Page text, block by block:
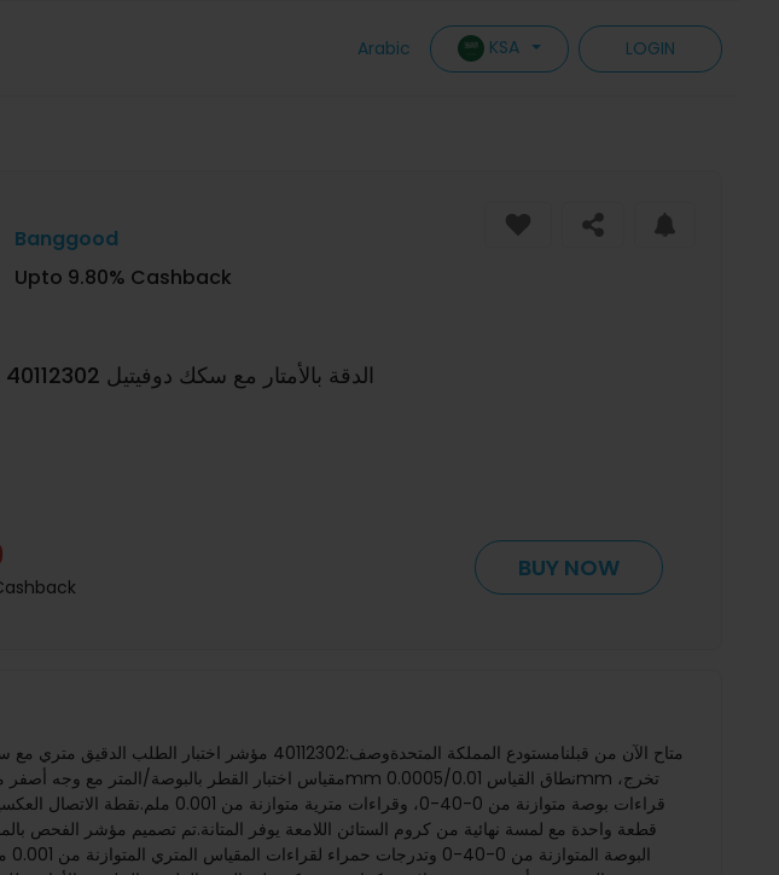
Arabic KSA LOGIN
Banggood
Upto 9.80% Cashback
مؤشر الاختبار الهاتفي DANIU 40112302 الدقة بالأمتار مع سكك دوفيتيل
BUY NOW
قراءات بوصة متوازنة من 0-40-0،